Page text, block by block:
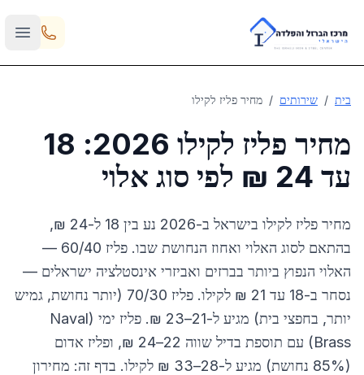
Skip to main content
בית / שירותים / מחיר פליז לקילו
מחיר פליז לקילו 2026: 18
עד 24 ₪ לפי סוג אלוי
מחיר פליז לקילו בישראל ב-2026 נע בין 18 ל-24 ₪,
בהתאם לסוג האלוי ואחוז הנחושת שבו. פליז 60/40 —
האלוי הנפוץ ביותר בברזים ואביזרי אינסטלציה ישראלים —
נסחר ב-18 עד 21 ₪ לקילו. פליז 70/30 (יותר נחושת, גמיש
יותר, בחפצי בית) מגיע ל-21–23 ₪. פליז ימי (Naval
Brass) עם תוספת בדיל שווה 22–24 ₪, ופליז אדום
(85% נחושת) מגיע ל-28–33 ₪ לקילו. בדף זה: מחירון